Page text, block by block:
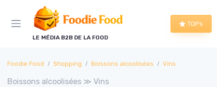
LE MÉDIA B2B DE LA FOOD
TOPs
Foodie Food Shopping Boissons alcoolisées Vins
Boissons alcoolisées ≫ Vins
Panneau de gestion des cookies